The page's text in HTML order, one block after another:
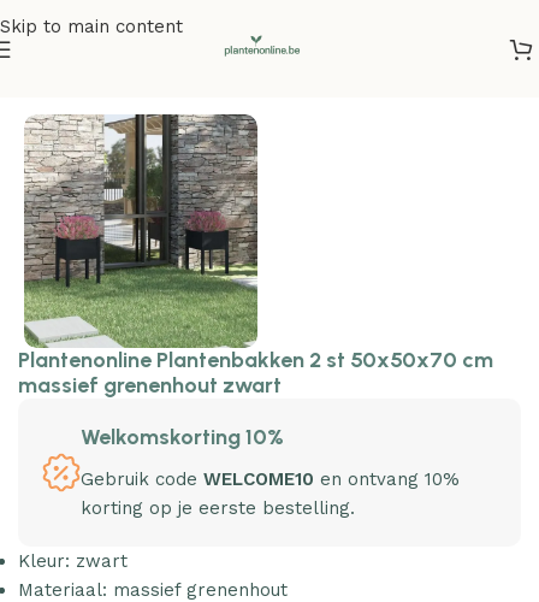
Skip to main content
Plantenonline Plantenbakken 2 st 50x50x70 cm
massief grenenhout zwart
Welkomskorting 10%
Gebruik code WELCOME10 en ontvang 10%
korting op je eerste bestelling.
Kleur: zwart
Materiaal: massief grenenhout